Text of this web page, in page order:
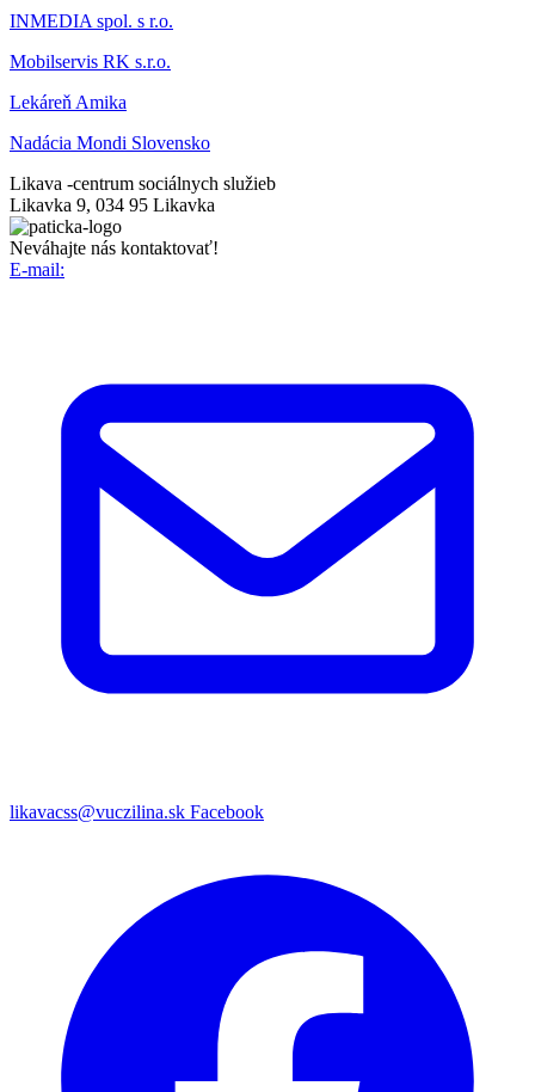
INMEDIA spol. s r.o.
Mobilservis RK s.r.o.
Lekáreň Amika
Nadácia Mondi Slovensko
Likava -centrum sociálnych služieb
Likavka 9, 034 95 Likavka
Neváhajte nás kontaktovať!
E-mail:
likavacss@vuczilina.sk Facebook